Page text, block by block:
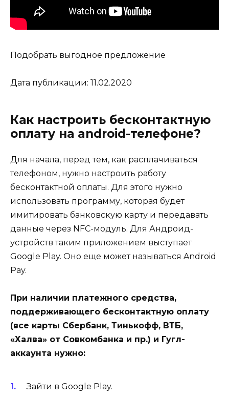
Подобрать выгодное предложение
Дата публикации: 11.02.2020
Как настроить бесконтактную
оплату на android-телефоне?
Для начала, перед тем, как расплачиваться
телефоном, нужно настроить работу
бесконтактной оплаты. Для этого нужно
использовать программу, которая будет
имитировать банковскую карту и передавать
данные через NFC-модуль. Для Андроид-
устройств таким приложением выступает
Google Play. Оно еще может называться Android
Pay.
При наличии платежного средства,
поддерживающего бесконтактную оплату
(все карты Сбербанк, Тинькофф, ВТБ,
«Халва» от Совкомбанка и пр.) и Гугл-
аккаунта нужно:
Зайти в Google Play.